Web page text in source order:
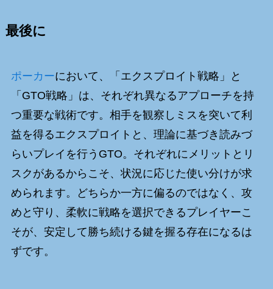
最後に
ポーカーにおいて、「エクスプロイト戦略」と
「GTO戦略」は、それぞれ異なるアプローチを持
つ重要な戦術です。相手を観察しミスを突いて利
益を得るエクスプロイトと、理論に基づき読みづ
らいプレイを行うGTO。それぞれにメリットとリ
スクがあるからこそ、状況に応じた使い分けが求
められます。どちらか一方に偏るのではなく、攻
めと守り、柔軟に戦略を選択できるプレイヤーこ
そが、安定して勝ち続ける鍵を握る存在になるは
ずです。